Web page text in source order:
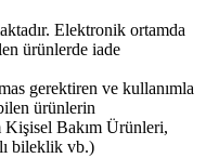
Elektronik ortamda
ürünlerde iade
gerektiren ve kullanımla
ürünlerin
Kişisel Bakım Ürünleri,
bileklik vb.)